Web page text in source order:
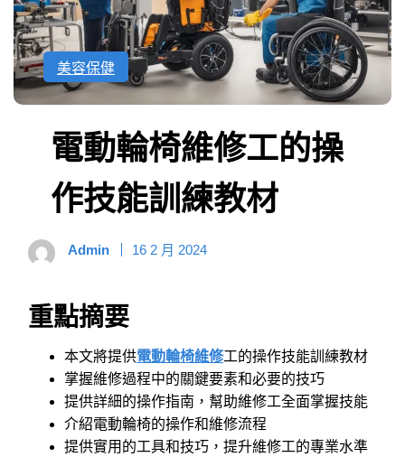
美容保健
電動輪椅維修工的操
作技能訓練教材
Admin 16 2 月 2024
重點摘要
本文將提供電動輪椅維修工的操作技能訓練教材
掌握維修過程中的關鍵要素和必要的技巧
提供詳細的操作指南，幫助維修工全面掌握技能
介紹電動輪椅的操作和維修流程
提供實用的工具和技巧，提升維修工的專業水準